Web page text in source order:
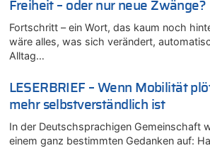
08.08.2026 - 20:09 von Dax zu
Zweite Hitzewelle in diesem Sommer ist
08.08.2026 - 20:06 von Dax zu
Zweite Hitzewelle in diesem Sommer ist
Leipzig, Mechernich und die Frage: Wer
Drohnen mit Strengstoff? War es
08.08.2026 - 18:48 von Marcel
Leipzig, Mechernich und die Frage: Wer
Freiheit – oder nur neue Zwänge?
Fortschritt – ein Wort, das kaum noch
wäre alles, was sich verändert,
Alltag…
LESERBRIEF – Wenn Mobilität
mehr selbstverständlich ist
In der Deutschsprachigen Gemeinschaft
einem ganz bestimmten Gedanken auf: